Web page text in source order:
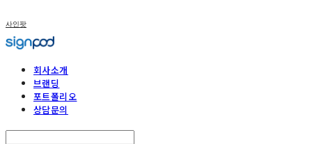
사인팟
회사소개
브랜딩
포트폴리오
상담문의